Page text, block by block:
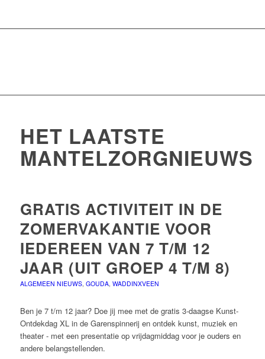
HET LAATSTE
MANTELZORGNIEUWS
GRATIS ACTIVITEIT IN DE
ZOMERVAKANTIE VOOR
IEDEREEN VAN 7 T/M 12
JAAR (UIT GROEP 4 T/M 8)
ALGEMEEN NIEUWS, GOUDA, WADDINXVEEN
Ben je 7 t/m 12 jaar? Doe jij mee met de gratis 3-daagse Kunst-
Ontdekdag XL in de Garenspinnerij en ontdek kunst, muziek en
theater - met een presentatie op vrijdagmiddag voor je ouders en
andere belangstellenden.